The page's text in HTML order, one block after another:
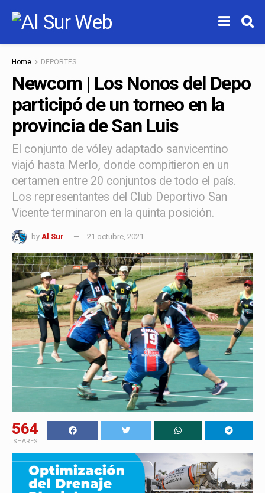
Home DEPORTES
Newcom | Los Nonos del Depo
participó de un torneo en la
provincia de San Luis
El conjunto de vóley adaptado sanvicentino
viajó hasta Merlo, donde compitieron en un
certamen entre 20 conjuntos de todo el país.
Los representantes del Club Deportivo San
Vicente terminaron en la quinta posición.
by Al Sur 21 octubre, 2021
564
SHARES